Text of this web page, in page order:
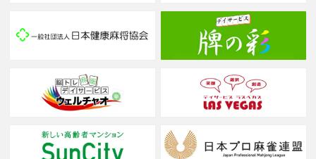
プロの世界を支える技術がこの一台に凝縮
あなたの対局空間は「競技の舞台」に変わる
Mリーグの熱狂を リアルな打感とともに
2026/02/18